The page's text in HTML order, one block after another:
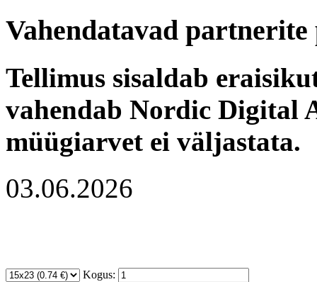
Vahendatavad
Tellimus sisaldab
vahendab Nordic Digital
müügiarvet ei väljastata.
03.06.2026
Kogus: